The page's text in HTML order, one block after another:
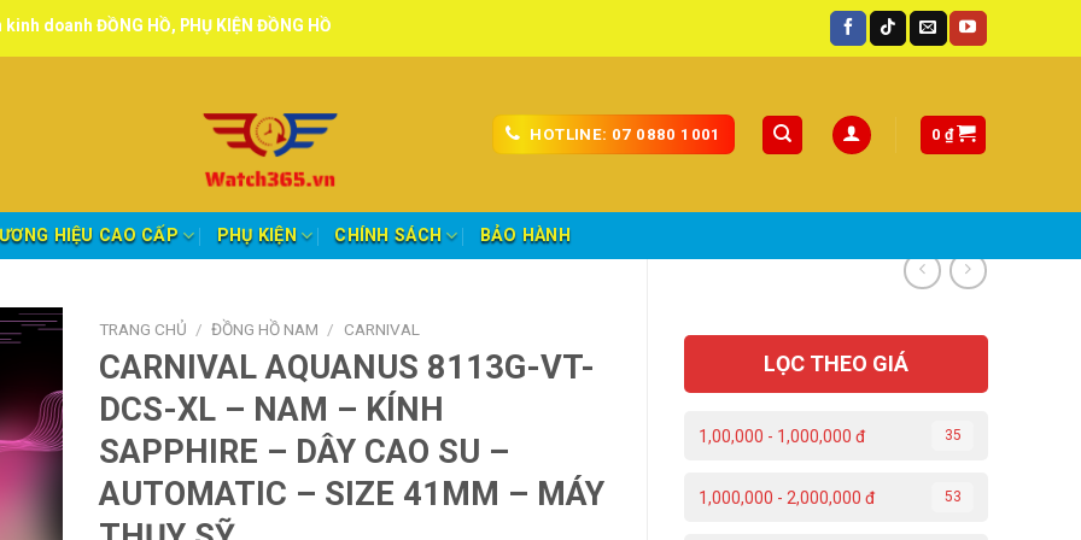
HỒ, PHỤ KIỆN ĐỒNG HỒ chính hãng, tuyển đại lý, CTV giao hàng toàn quốc.
HOTLINE: 07 0880 1001 0 ₫
HIỆU CAO CẤP PHỤ KIỆN CHÍNH SÁCH BẢO HÀNH
LỌC THEO GIÁ
1,00,000 - 1,000,000 đ 35
1,000,000 - 2,000,000 đ 53
TRANG CHỦ / ĐỒNG HỒ NAM / CARNIVAL
CARNIVAL AQUANUS 8113G-VT-
DCS-XL – NAM – KÍNH
SAPPHIRE – DÂY CAO SU –
AUTOMATIC – SIZE 41MM – MÁY